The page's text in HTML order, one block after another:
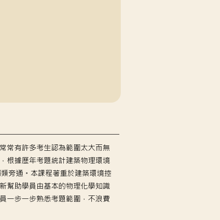
常有許多考生認為範圍太大而無
根據歷年考題統計建築物理環境
旁通。 本課程著重於建築環境控
幫助學員由基本的物理化學知識
一步一步熟悉考題範圍，不浪費